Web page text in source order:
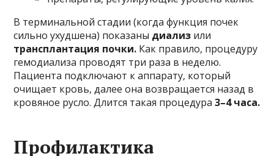
В терминальной стадии (когда функция почек
сильно ухудшена) показаны диализ или
трансплантация почки. Как правило, процедуру
гемодиализа проводят три раза в неделю.
Пациента подключают к аппарату, который
очищает кровь, далее она возвращается назад в
кровяное русло. Длится такая процедура3–4 часа.
Профилактика